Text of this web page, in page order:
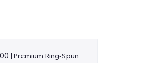
| Premium Ring-Spun